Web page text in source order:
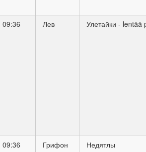
09:36 Лев Улетайки - lentää
09:36 Грифон Недятлы